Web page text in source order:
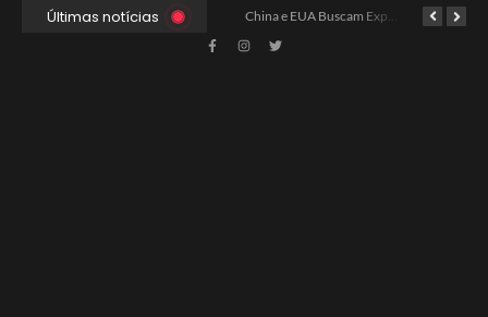
Últimas notícias Ancelotti e o Desafio dos Goleiros na Seleção